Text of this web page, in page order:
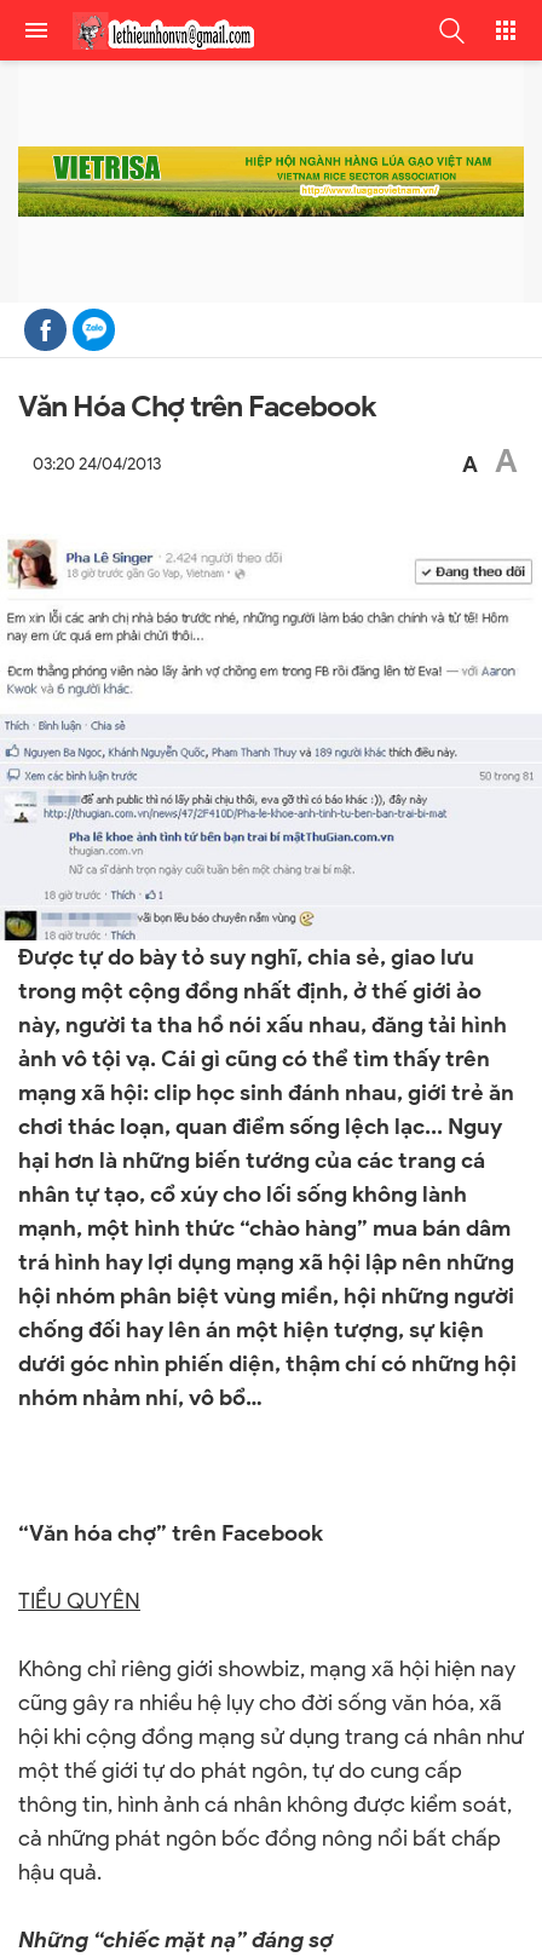
Văn Hóa Chợ trên Facebook
03:20 24/04/2013 A A
Được tự do bày tỏ suy nghĩ, chia sẻ, giao lưu
trong một cộng đồng nhất định, ở thế giới ảo
này, người ta tha hồ nói xấu nhau, đăng tải hình
ảnh vô tội vạ. Cái gì cũng có thể tìm thấy trên
mạng xã hội: clip học sinh đánh nhau, giới trẻ ăn
chơi thác loạn, quan điểm sống lệch lạc... Nguy
hại hơn là những biến tướng của các trang cá
nhân tự tạo, cổ xúy cho lối sống không lành
mạnh, một hình thức “chào hàng” mua bán dâm
trá hình hay lợi dụng mạng xã hội lập nên những
hội nhóm phân biệt vùng miền, hội những người
chống đối hay lên án một hiện tượng, sự kiện
dưới góc nhìn phiến diện, thậm chí có những hội
nhóm nhảm nhí, vô bổ…
“Văn hóa chợ” trên Facebook
TIỂU QUYÊN
Không chỉ riêng giới showbiz, mạng xã hội hiện nay
cũng gây ra nhiều hệ lụy cho đời sống văn hóa, xã
hội khi cộng đồng mạng sử dụng trang cá nhân như
một thế giới tự do phát ngôn, tự do cung cấp
thông tin, hình ảnh cá nhân không được kiểm soát,
cả những phát ngôn bốc đồng nông nổi bất chấp
hậu quả.
Những “chiếc mặt nạ” đáng sợ